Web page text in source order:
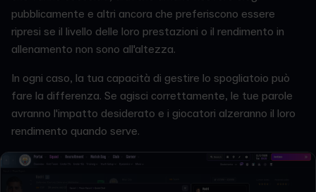
pubblicamente e altri ancora che preferiscono essere
ripresi se il livello delle loro prestazioni o il rendimento in
allenamento non sono all'altezza.
In ogni caso, la tua capacità di gestire lo spogliatoio può
fare la differenza. Se agisci correttamente, le tue parole
avranno l'impatto desiderato e i giocatori alzeranno il loro
rendimento quando serve.